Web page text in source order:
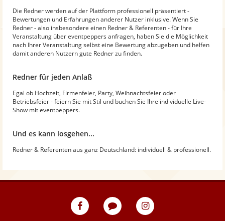
Die Redner werden auf der Plattform professionell präsentiert -
Bewertungen und Erfahrungen anderer Nutzer inklusive. Wenn Sie
Redner - also insbesondere einen Redner & Referenten - für Ihre
Veranstaltung über eventpeppers anfragen, haben Sie die Möglichkeit
nach Ihrer Veranstaltung selbst eine Bewertung abzugeben und helfen
damit anderen Nutzern gute Redner zu finden.
Redner für jeden Anlaß
Egal ob Hochzeit, Firmenfeier, Party, Weihnachtsfeier oder
Betriebsfeier - feiern Sie mit Stil und buchen Sie Ihre individuelle Live-
Show mit eventpeppers.
Und es kann losgehen...
Redner & Referenten aus ganz Deutschland: individuell & professionell.
eventpeppers
Blog
eventpeppers